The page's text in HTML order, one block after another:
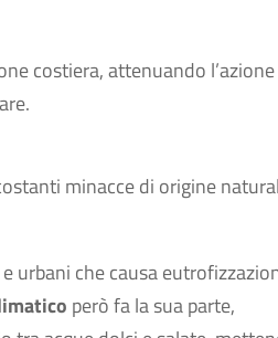
costiera, attenuando l’azione
minacce di origine
urbani che causa
però fa la sua parte,